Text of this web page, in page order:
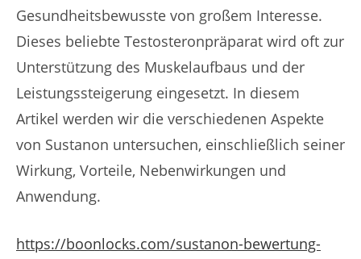
Gesundheitsbewusste von großem Interesse.
Dieses beliebte Testosteronpräparat wird oft zur
Unterstützung des Muskelaufbaus und der
Leistungssteigerung eingesetzt. In diesem
Artikel werden wir die verschiedenen Aspekte
von Sustanon untersuchen, einschließlich seiner
Wirkung, Vorteile, Nebenwirkungen und
Anwendung.
https://boonlocks.com/sustanon-bewertung-